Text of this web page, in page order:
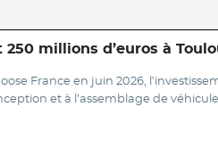
millions d’euros à
France en juin 2026,
et à l’assemblage de